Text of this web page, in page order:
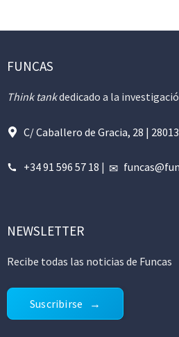
FUNCAS
Think tankdedicado a la
C/ Caballero de Gracia, 28 |
+34 91 596 57 18 |
NEWSLETTER
Recibe todas las noticias de Funcas
Suscribirse